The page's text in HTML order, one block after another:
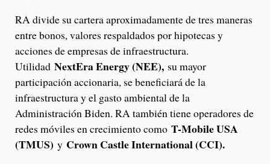
RA divide su cartera aproximadamente de tres maneras
entre bonos, valores respaldados por hipotecas y
acciones de empresas de infraestructura.
Utilidad NextEra Energy (NEE), su mayor
participación accionaria, se beneficiará de la
infraestructura y el gasto ambiental de la
Administración Biden. RA también tiene operadores de
redes móviles en crecimiento como T-Mobile USA
(TMUS) y Crown Castle International (CCI).